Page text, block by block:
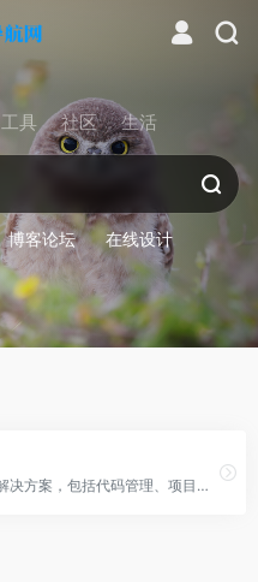
工具 社区 生活
博客论坛 在线设计
面向企业提供一站式研发管理解决方案，包括代码管理、项目管理、文档协作、测试管理、CICD、效能度量等多个模块，支持SaaS、私有化等多种部署方式